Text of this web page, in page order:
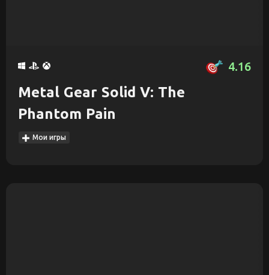
4.16
Metal Gear Solid V: The
Phantom Pain
Мои игры